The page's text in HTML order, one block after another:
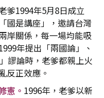
爹1994年5月8日成立
國是講座」，邀請台灣
岸關係，每一場均能吸
年提出「兩國論」、
謬論時，老爹都親上火
反正效應。
憲。 1996年，老爹以新